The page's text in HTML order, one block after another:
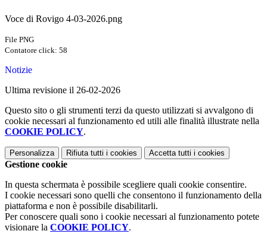
Voce di Rovigo 4-03-2026.png
File PNG
Contatore click: 58
Notizie
Ultima revisione il 26-02-2026
Questo sito o gli strumenti terzi da questo utilizzati si avvalgono di
cookie necessari al funzionamento ed utili alle finalità illustrate nella
COOKIE POLICY.
Personalizza Rifiuta tutti i cookies Accetta tutti i cookies
Gestione cookie
In questa schermata è possibile scegliere quali cookie consentire.
I cookie necessari sono quelli che consentono il funzionamento della
piattaforma e non è possibile disabilitarli.
Per conoscere quali sono i cookie necessari al funzionamento potete
visionare la COOKIE POLICY.